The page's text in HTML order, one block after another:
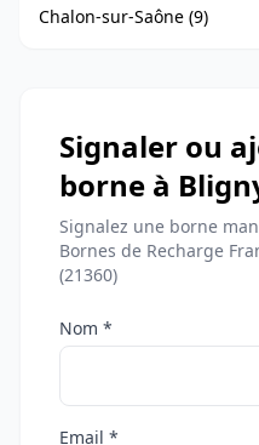
Chalon-sur-Saône (9)
Signaler ou
borne à
Signalez une borne
Bornes de Recharge
(21360)
Nom *
Email *